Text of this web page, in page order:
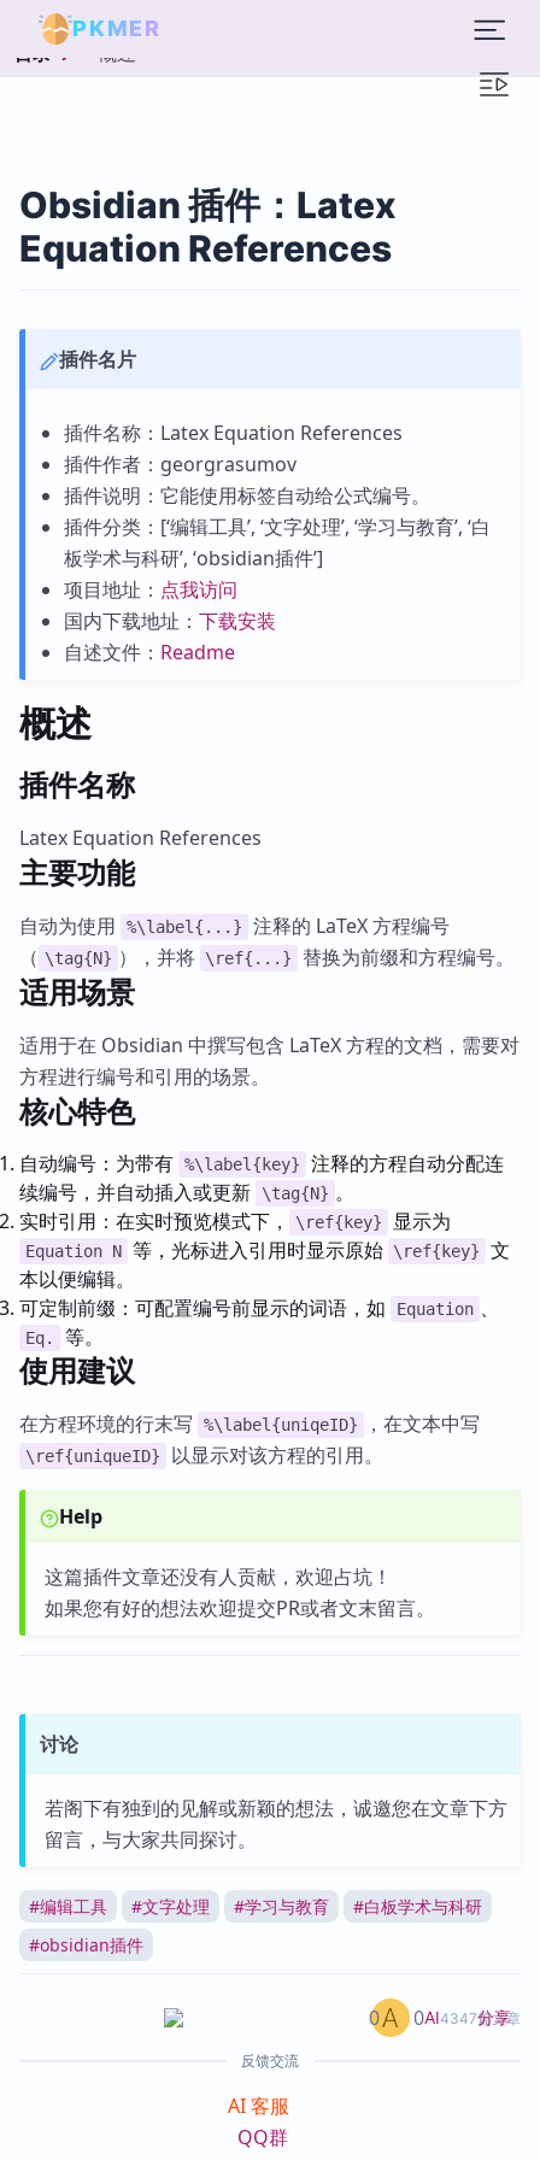
PKMER
目录 概述
Obsidian 插件：Latex
Equation References
插件名片
插件名称：Latex Equation References
插件作者：georgrasumov
插件说明：它能使用标签自动给公式编号。
插件分类：[‘编辑工具’, ‘文字处理’, ‘学习与教育’, ‘白
板学术与科研’, ‘obsidian插件’]
项目地址： 点我访问
国内下载地址： 下载安装
自述文件： Readme
概述
插件名称
Latex Equation References
主要功能
自动为使用 %\label{...}
注释的 LaTeX 方程编号
（ \tag{N} ），并将 \ref{...} 替换为前缀和方程编号。
适用场景
适用于在 Obsidian 中撰写包含 LaTeX 方程的文档，需要对
方程进行编号和引用的场景。
核心特色
自动编号：为带有 %\label{key}
注释的方程自动分配连
续编号，并自动插入或更新
\tag{N} 。
实时引用：在实时预览模式下，
\ref{key} 显示为
Equation N 等，光标进入引用时显示原始 \ref{key}
文
本以便编辑。
可定制前缀：可配置编号前显示的词语，如
Equation 、
Eq. 等。
使用建议
在方程环境的行末写 %\label{uniqeID} ，在文本中写
\ref{uniqueID} 以显示对该方程的引用。
Help
这篇插件文章还没有人贡献，欢迎占坑！
如果您有好的想法欢迎提交PR或者文末留言。
讨论
若阁下有独到的见解或新颖的想法，诚邀您在文章下方
留言，与大家共同探讨。
#编辑工具 #文字处理 #学习与教育 #白板学术与科研
#obsidian插件
AI4347篇文章
0 0 分享
反馈交流
AI 客服
QQ群